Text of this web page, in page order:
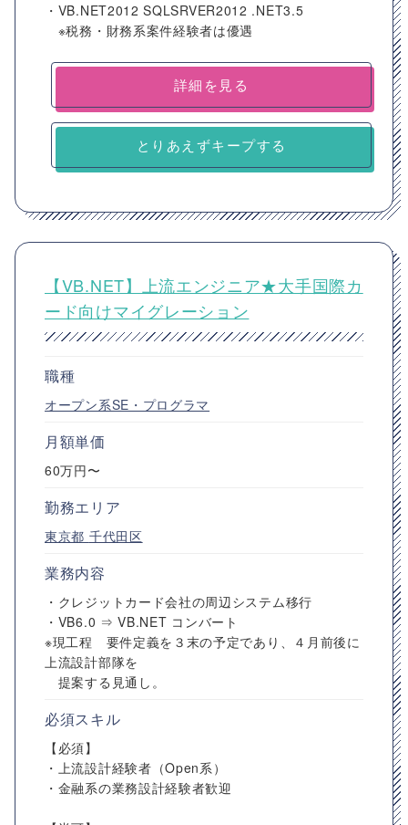
・VB.NET2012 SQLSRVER2012 .NET3.5
※税務・財務系案件経験者は優遇
詳細を見る
とりあえずキープする
【VB.NET】上流エンジニア★大手国際カ
ード向けマイグレーション
職種
オープン系SE・プログラマ
月額単価
60万円〜
勤務エリア
東京都 千代田区
業務内容
・クレジットカード会社の周辺システム移行
・VB6.0 ⇒ VB.NET コンバート
※現工程 要件定義を３末の予定であり、４月前後に
上流設計部隊を
提案する見通し。
必須スキル
【必須】
・上流設計経験者（Open系）
・金融系の業務設計経験者歓迎